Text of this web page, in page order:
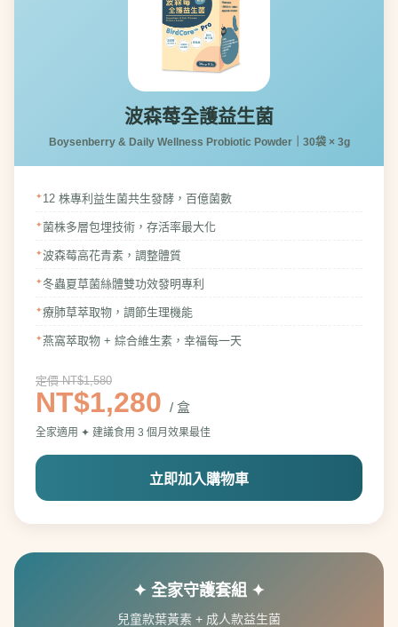
波森莓全護益生菌
Boysenberry & Daily Wellness Probiotic Powder｜30袋 × 3g
12 株專利益生菌共生發酵，百億菌數
菌株多層包埋技術，存活率最大化
波森莓高花青素，調整體質
冬蟲夏草菌絲體雙功效發明專利
療肺草萃取物，調節生理機能
燕窩萃取物 + 綜合維生素，幸福每一天
定價 NT$1,580
NT$1,280 / 盒
全家適用 ✦ 建議食用 3 個月效果最佳
立即加入購物車
✦ 全家守護套組 ✦
兒童款葉黃素 + 成人款益生菌